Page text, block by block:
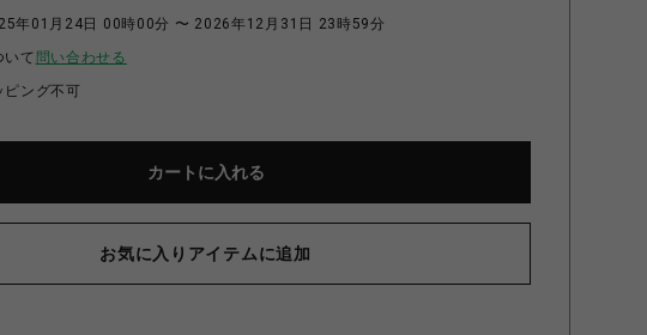
年01月24日 00時00分 〜 2026年12月31日 23時59分
いて 問い合わせる
ピング不可
カートに入れる
お気に入りアイテムに追加